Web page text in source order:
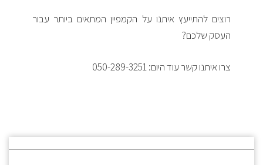
רוצים להתייעץ איתנו על הקמפיין המתאים ביותר עבור
העסק שלכם?
צרו איתנו קשר עוד היום: 050-289-3251